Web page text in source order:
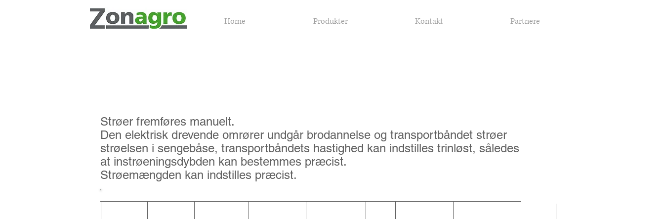
Home Produkter Kontakt Partnere
Strøer fremføres manuelt.
Den elektrisk drevende omrører undgår brodannelse og transportbåndet strøer
strøelsen i sengebåse, transportbåndets hastighed kan indstilles trinløst, således
at instrøeningsdybden kan bestemmes præcist.
Strøemængden kan indstilles præcist.